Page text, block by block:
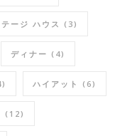
ージ ハウス (3)
ディナー (4)
ハイアット (6)
(12)